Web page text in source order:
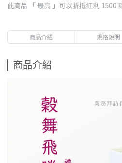
此商品 「 最高 」可以折抵紅利 1500
商品介紹 規格說明
商品介紹